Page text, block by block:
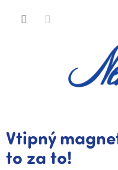
Vtipný
to za to!